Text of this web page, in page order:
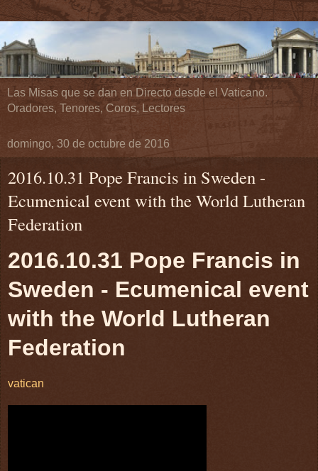
Las Misas que se dan en Directo desde el Vaticano.
Oradores, Tenores, Coros, Lectores
domingo, 30 de octubre de 2016
2016.10.31 Pope Francis in Sweden -
Ecumenical event with the World Lutheran
Federation
2016.10.31 Pope Francis in
Sweden - Ecumenical event
with the World Lutheran
Federation
vatican